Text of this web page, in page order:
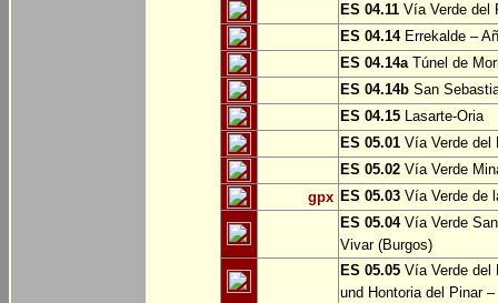
ES 04.11 Vía Verde del
ES 04.14Errekalde –
ES 04.14aTúnel de
ES 04.14b San
ES 04.15 Lasarte-Oria
ES 05.01 Vía Verde del
ES 05.02 Vía Verde
gpx ES 05.03 Vía Verde de
ES 05.04Vía Verde
Vivar (Burgos)
ES 05.05 Vía Verde del
und Hontoria del Pinar